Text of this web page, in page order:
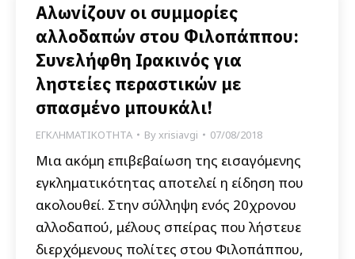
Αλωνίζουν οι συμμορίες
αλλοδαπών στου Φιλοπάππου:
Συνελήφθη Ιρακινός για
ληστείες περαστικών με
σπασμένο μπουκάλι!
ΕΓΚΛΗΜΑΤΙΚΟΤΗΤΑ Byxrisiavgi 07/08/2018
Μια ακόμη επιβεβαίωση της εισαγόμενης
εγκληματικότητας αποτελεί η είδηση που
ακολουθεί. Στην σύλληψη ενός 20χρονου
αλλοδαπού, μέλους σπείρας που λήστευε
διερχόμενους πολίτες στου Φιλοπάππου,